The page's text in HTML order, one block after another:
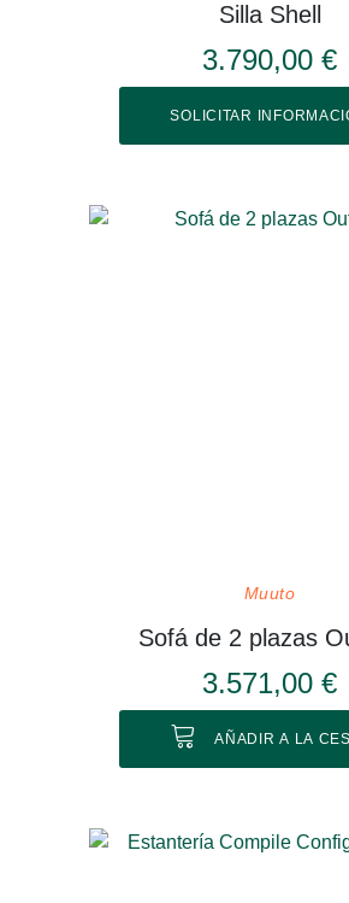
Silla Shell
3.790,00 €
SOLICITAR
Muuto
Sofá de 2 plazas
3.571,00 €
AÑADIR A LA